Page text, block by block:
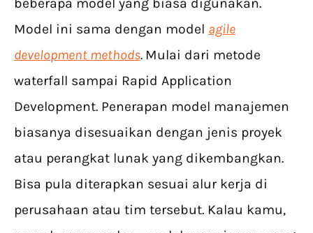
Model ini sama dengan model agile
development methods. Mulai dari metode
waterfall sampai Rapid Application
Development. Penerapan model manajemen
biasanya disesuaikan dengan jenis proyek
atau perangkat lunak yang dikembangkan.
Bisa pula diterapkan sesuai alur kerja di
perusahaan atau tim tersebut. Kalau kamu,